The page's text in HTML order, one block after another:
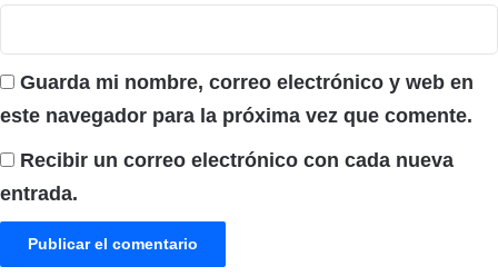
Guarda mi nombre, correo electrónico y web en
este navegador para la próxima vez que comente.
Recibir un correo electrónico con cada nueva
entrada.